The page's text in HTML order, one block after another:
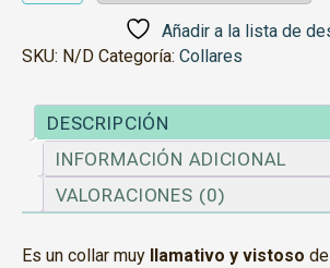
Azul
Gris
cantidad
Añadir a la lista de
SKU: N/D Categoría: Collares
DESCRIPCIÓN
INFORMACIÓN ADICIONAL
VALORACIONES (0)
Es un collar muy llamativo y vistoso